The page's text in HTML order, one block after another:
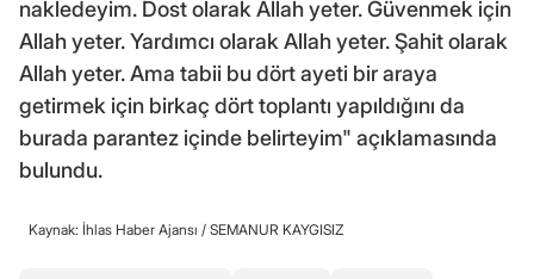
nakledeyim. Dost olarak Allah yeter. Güvenmek için
Allah yeter. Yardımcı olarak Allah yeter. Şahit olarak
Allah yeter. Ama tabii bu dört ayeti bir araya
getirmek için birkaç dört toplantı yapıldığını da
burada parantez içinde belirteyim" açıklamasında
bulundu.
Kaynak: İhlas Haber Ajansı / SEMANUR KAYGISIZ